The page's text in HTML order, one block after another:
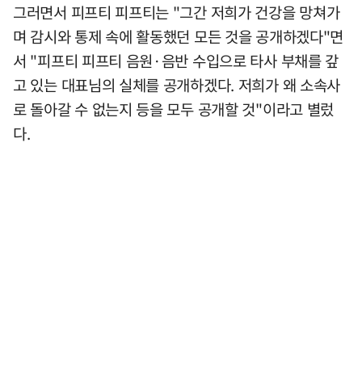
그러면서 피프티 피프티는 "그간 저희가 건강을 망쳐가
며 감시와 통제 속에 활동했던 모든 것을 공개하겠다"면
서 "피프티 피프티 음원·음반 수입으로 타사 부채를 갚
고 있는 대표님의 실체를 공개하겠다. 저희가 왜 소속사
로 돌아갈 수 없는지 등을 모두 공개할 것"이라고 별렀
다.